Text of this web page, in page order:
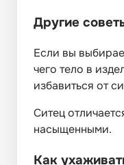
Другие
Если вы
чего тело в
избавиться от
Ситец
насыщенными.
Как